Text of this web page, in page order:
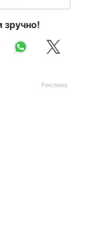
зручно!